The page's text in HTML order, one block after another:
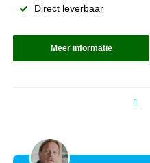
Direct leverbaar
Meer informatie
1